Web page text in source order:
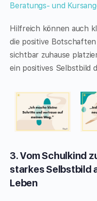
Beratungs- und
Hilfreich können auch
die positive
sichtbar zuhause
ein positives Selbstbild
3. Vom Schulkind
starkes Selbstbild
Leben